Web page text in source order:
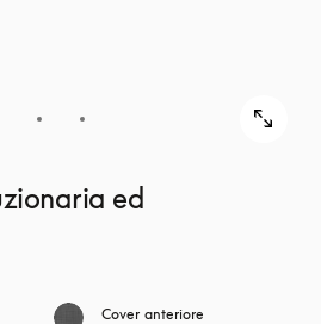
ed
Cover anteriore